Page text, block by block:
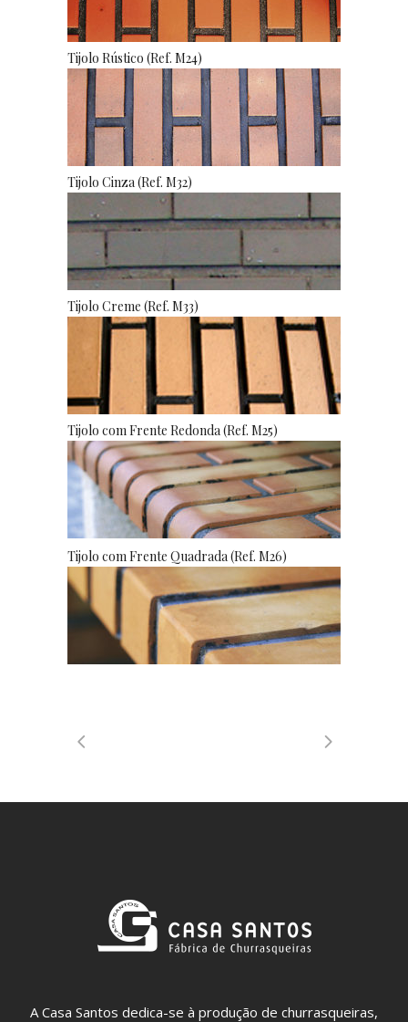
Tijolo Rústico (Ref. M24)
Tijolo Cinza (Ref. M32)
Tijolo Creme (Ref. M33)
Tijolo com Frente Redonda (Ref. M25)
Tijolo com Frente Quadrada (Ref. M26)
A Casa Santos dedica-se à produção de churrasqueiras,